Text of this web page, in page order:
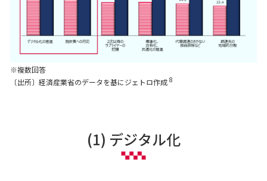
※複数回答
〔出所〕経済産業省のデータを基にジェトロ作成 8
(1) デジタル化